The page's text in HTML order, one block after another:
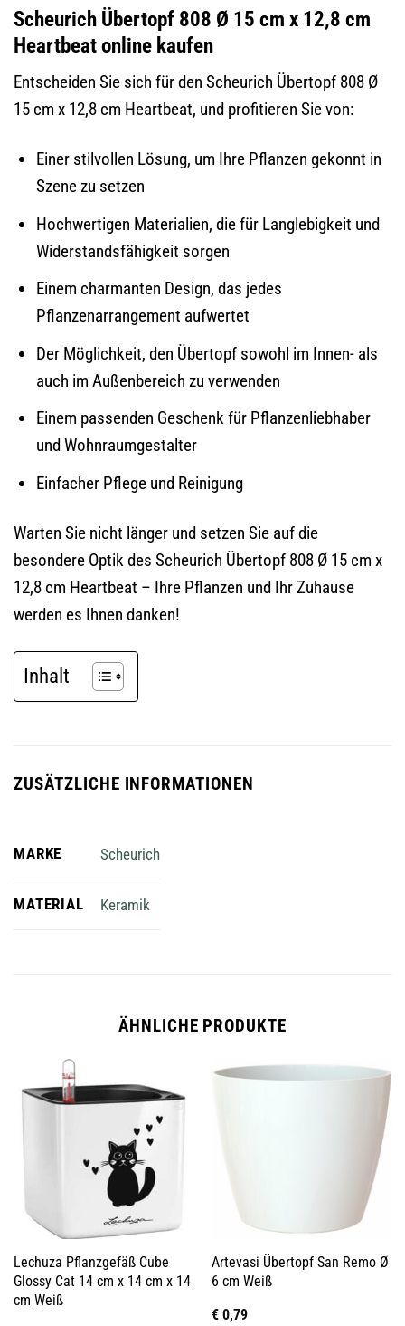
Scheurich Übertopf 808 Ø 15 cm x 12,8 cm
Heartbeat online kaufen
Entscheiden Sie sich für den Scheurich Übertopf 808 Ø
15 cm x 12,8 cm Heartbeat, und profitieren Sie von:
Einer stilvollen Lösung, um Ihre Pflanzen gekonnt in
Szene zu setzen
Hochwertigen Materialien, die für Langlebigkeit und
Widerstandsfähigkeit sorgen
Einem charmanten Design, das jedes
Pflanzenarrangement aufwertet
Der Möglichkeit, den Übertopf sowohl im Innen- als
auch im Außenbereich zu verwenden
Einem passenden Geschenk für Pflanzenliebhaber
und Wohnraumgestalter
Einfacher Pflege und Reinigung
Warten Sie nicht länger und setzen Sie auf die
besondere Optik des Scheurich Übertopf 808 Ø 15 cm x
12,8 cm Heartbeat – Ihre Pflanzen und Ihr Zuhause
werden es Ihnen danken!
Inhalt
ZUSÄTZLICHE INFORMATIONEN
MARKE Scheurich
MATERIAL Keramik
ÄHNLICHE PRODUKTE
Lechuza Pflanzgefäß Cube
Glossy Cat 14 cm x 14 cm x 14
cm Weiß
Artevasi Übertopf San Remo Ø
6 cm Weiß
€0,79